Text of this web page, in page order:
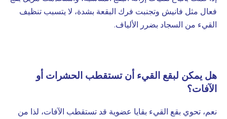
فعال مثل فانيش وتجنبت فرك البقعة بشدة، لا يتسبب تنظيف
القيء من السجاد بضرر الألياف.
هل يمكن لبقع القيء أن تستقطب الحشرات أو
الآفات؟
نعم، تحوي بقع القيء بقايا عضوية قد تستقطب الآفات، لذا من